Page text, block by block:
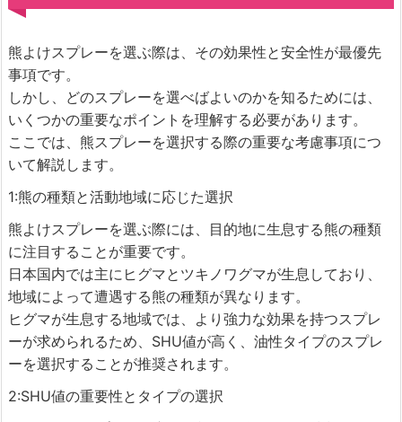
熊よけスプレーを選ぶ際は、その効果性と安全性が最優先
事項です。
しかし、どのスプレーを選べばよいのかを知るためには、
いくつかの重要なポイントを理解する必要があります。
ここでは、熊スプレーを選択する際の重要な考慮事項につ
いて解説します。
1:熊の種類と活動地域に応じた選択
熊よけスプレーを選ぶ際には、目的地に生息する熊の種類
に注目することが重要です。
日本国内では主にヒグマとツキノワグマが生息しており、
地域によって遭遇する熊の種類が異なります。
ヒグマが生息する地域では、より強力な効果を持つスプレ
ーが求められるため、SHU値が高く、油性タイプのスプレ
ーを選択することが推奨されます。
2:SHU値の重要性とタイプの選択